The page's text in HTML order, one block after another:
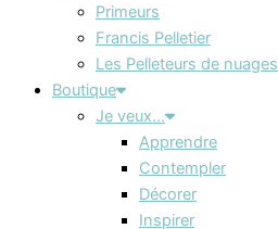
Primeurs
Francis Pelletier
Les Pelleteurs de nuages
Boutique
Je veux…
Apprendre
Contempler
Décorer
Inspirer